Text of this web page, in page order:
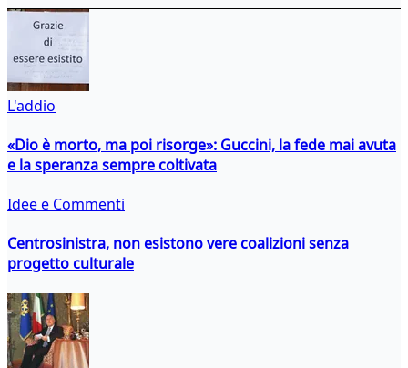
L'addio
«Dio è morto, ma poi risorge»: Guccini, la fede mai avuta
e la speranza sempre coltivata
Idee e Commenti
Centrosinistra, non esistono vere coalizioni senza
progetto culturale